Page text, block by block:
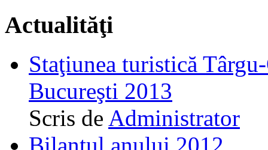
Actualităţi
Staţiunea turistică
Bucureşti 2013
Scris de Administrator